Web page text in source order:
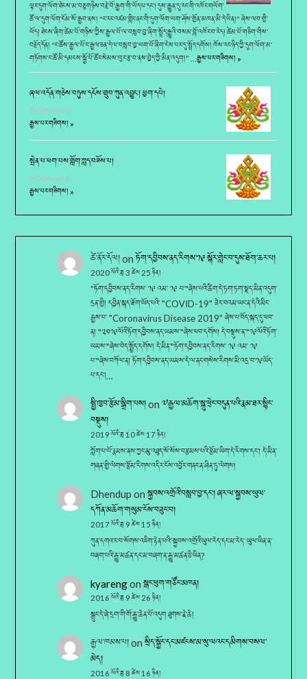
ལྟར་དུག་ལོག་ཐེངས་མ་བཅུ་གཉིས་བརྗེ་བོ་རྒྱག་གི་ཡོད་པ་དང་། དུས་རྒྱུན་དུ་རང་གི་འཁོར་གཡོག་
ཚོ་ལ་དུག་ལོག་ངོམ་སོ་རྒྱབ་ནས། “ང་རང་འཛམ་གླིང་ནང་གི་དུག་ལོག་ཡག་ཤོས་གྱོན་མཁན་མི་དེ་ཡིན།” ཞེས་ལབ་གྱི་
ཡོད། ཐེངས་ཞིག་ཚེམ་པོ་གཉིས་ཀྱིས་རྒྱལ་པོ་ལ་བསླབ་བྱ་ཞིག་སྤྲོད་རྒྱུའི་བསམ་བློ་འཁོར་བ་རེད། ཚེམ་པོ་གཅིག་གིས་
བརྗོད་དོན། “ང་ཚོས་རྒྱལ་པོ་ང་རྒྱལ་ཅན་དེ་ལ་བསླབ་བྱ་ཡག་པོ་ཞིག་ངེས་པར་དུ་སྤྲོད་དགོས། ཁོས་རང་ཉིད་ཀྱི་དུག་ལོག་མ་
གཏོགས་ང་ཚོ་མི་དམངས་སྐྱོ་པོ་ཚོར་སེམས་ཁུར་རྩ་བ་ནས་བྱེད་ཀྱི་མིན་འདུག།” …རྒྱས་པར་གཟིགས། »
ཞལ་འདོན་གཅེས་བཏུས་དངོས་གྲུབ་ཀུན་འབྱུང་། ཕྱག་དཔེ།
1 Comment
རྒྱས་པར་གཟིགས། »
སྤེན་པ་ཕག་པས་གློག་ཀླད་བཟོས་པ།
1 Comment
རྒྱས་པར་གཟིགས། »
ཚེ་ནོར་དོལ།onཏོག་དབྱིབས་ནད་རིགས་༡༩ སྐོར་གླེང་བ་དུས་ཐོག་ཆར་པ།
2020 ལོའི་ཟླ 3 ཚེས 25 ཉིན།
"ཏོག་དབྱིབས་ནད་རིགས་ ༡༩ འམ་ ༡༩ པ་"ཞེས་པའི་ཚིག་དེ་ཏག་ཏག་སྡད་མིན་འདུག་
དྲན་གྱི། དབྱིན་སྐད་ཐོག་ཡོད་པའི་ "COVID-19" ཟེར་བའམ་ཡང་ན་དེའི་མིང་
རྒྱས་པ་ "Coronavirus Disease 2019" ཞེས་པ་བོད་སྐད་དུ་ཕབ་
ན། "༢༠༡༩ལོའི་ཏོག་དབྱིབས་ནད་ཡམས་"ཞེས་ཕབ་དགོས། དེ་བསྡུས་ན་"༡༩ལོའི་ཏོག་
ཡམས་"ཞེས་བེད་སྤྱོད་དགོས། དེ་མིན་"ཏོག་དབྱིབས་ནད་རིགས་ ༡༩ འམ་ ༡༩
པ་"ཞེས་བཀོལ་ན། ཏོག་དབྱིབས་ནད་ཡམས་དེ་ལ་ནང་གསེས་རིགས་མི་འདྲ་བ་༡༩ཡོད་
པ་དང་།…
སྤྱི་ཁྱབ་རྩོམ་སྒྲིག་པས།on༧རྒྱལ་མཆོག་སྐུ་ཕྲེང་བདུན་པའི་རྣམ་ཐར་སྙིང་
བསྡུས།
2019 ལོའི་ཟླ 10 ཚེས 17 ཉིན།
ཀློག་པ་པོ་རྣམས་ནས་ཀྱང་མུ་འཐུད་སོ་སོས་བརྩམས་པའི་རྩོམ་ཡིག་དེ་རིགས་དང་། དེ་མིན་
གཞན་གྱི་ལེགས་རྩོམ་རིགས་འདིར་ངོས་འབྱོར་གནང་ན་ཤིན་ཏུ་ལེགས།
Dhendup onསྐྱབས་འགྲོའི་བསླབ་བྱ་དང༌། ཞར་ལ་སྐྱབས་ཡུལ་
དཀོན་མཆོག་གསུམ་ངོས་བཟུང་བ།
2017 ལོའི་ཟླ 9 ཚེས 15 ཉིན།
ཀུན་དགའ་ར་བ་སོགས་འཇིག་རྟེན་པའི་་སྐྱབས་འགྲོའི་ཡུལ་རེད་དང་མ་རེད་ ཡུལ་ཡིན་ན་
བཞག་པའི་རྒྱུ་མཚན་དང་མ་བཞག་ན་རྒྱུ་མཚན་ཅི་ཡིན?
kyarengonསྒང་ཕུག་གཙོང་མཁན།
2016 ལོའི་ཟླ 9 ཚེས 26 ཉིན།
སྒྲུང་དེ་ཞེ་དྲག་གི་གོ་རྒྱུ་ཆེན་པོ་འདུག ཐུགས་རྗེ་ཆེ།
རྒྱལ་ཁམས་པ།onསྲིད་སྐྱོང་དང་མཛངས་མ་སུ་ལའང་དམིགས་བསལ་
མེད།
2016 ལོའི་ཟླ 8 ཚེས 16 ཉིན།